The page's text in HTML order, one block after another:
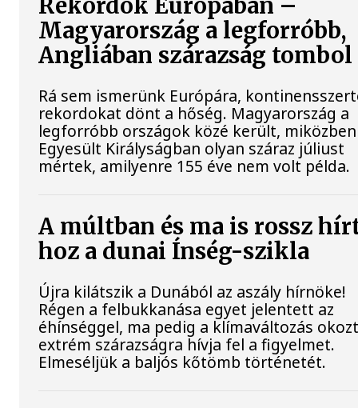
Rekordok Európában –
Magyarország a legforróbb,
Angliában szárazság tombol
Rá sem ismerünk Európára,
rekordokat dönt a hőség. Magyarország a
legforróbb országok közé került,
Egyesült Királyságban olyan száraz júliust
mértek, amilyenre 155 éve nem volt példa.
A múltban és ma is rossz
hoz a dunai Ínség-szikla
Újra kilátszik a Dunából az aszály hírnöke!
Régen a felbukkanása egyet jelentett az
éhínséggel, ma pedig a klímaváltozás
extrém szárazságra hívja fel a figyelmet.
Elmeséljük a baljós kőtömb történetét.